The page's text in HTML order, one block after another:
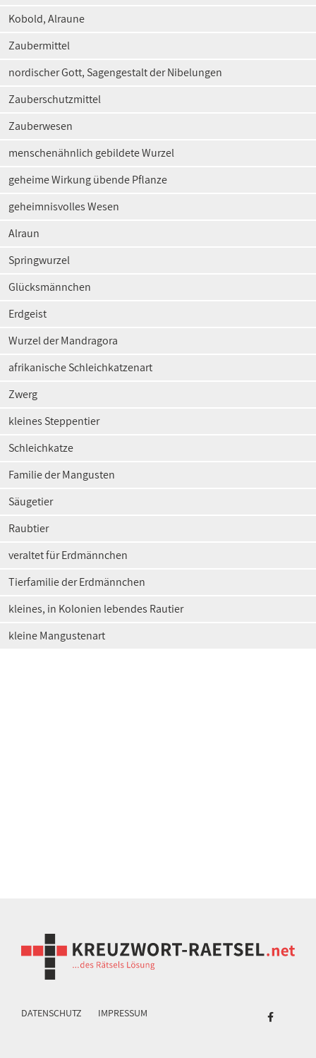
Kobold, Alraune
Zaubermittel
nordischer Gott, Sagengestalt der Nibelungen
Zauberschutzmittel
Zauberwesen
menschenähnlich gebildete Wurzel
geheime Wirkung übende Pflanze
geheimnisvolles Wesen
Alraun
Springwurzel
Glücksmännchen
Erdgeist
Wurzel der Mandragora
afrikanische Schleichkatzenart
Zwerg
kleines Steppentier
Schleichkatze
Familie der Mangusten
Säugetier
Raubtier
veraltet für Erdmännchen
Tierfamilie der Erdmännchen
kleines, in Kolonien lebendes Rautier
kleine Mangustenart
DATENSCHUTZ IMPRESSUM